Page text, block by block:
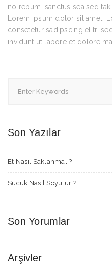
no rebum. sanctus sea sed
Lorem ipsum dolor sit amet.
consetetur sadipscing elitr,
invidunt ut labore et dolore
Son Yazılar
Et Nasıl Saklanmalı?
Sucuk Nasıl Soyulur ?
Son Yorumlar
Arşivler